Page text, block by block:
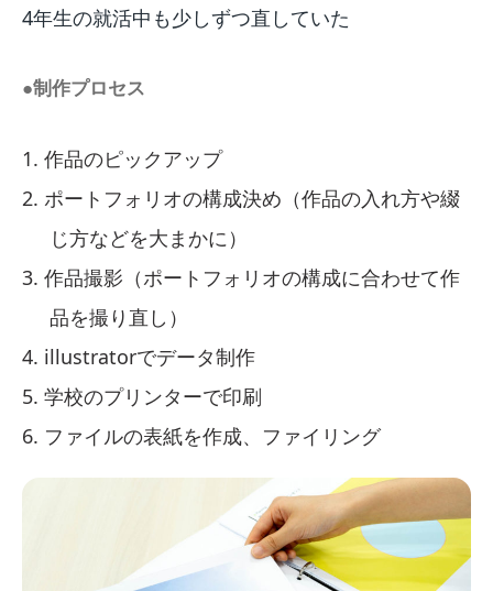
4年生の就活中も少しずつ直していた
●制作プロセス
作品のピックアップ
ポートフォリオの構成決め（作品の入れ方や綴
じ方などを大まかに）
作品撮影（ポートフォリオの構成に合わせて作
品を撮り直し）
illustratorでデータ制作
学校のプリンターで印刷
ファイルの表紙を作成、ファイリング